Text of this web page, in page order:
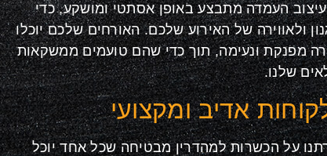
עיצוב העמדה מתבצע באופן אסתטי ומושקע, כדי
ולאווירה של האירוע שלכם. האורחים שלכם יוכלו
מפנקת ונעימה, תוך כדי שהם טועמים ממשקאות
שלנו.
אדיב ומקצועי
על הכשרות למהדרין מבטיחה שכל אחד יוכל